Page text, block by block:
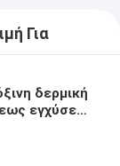
Για
δερμική
εγχύσεων